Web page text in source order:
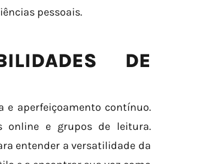
pessoais.
DE
e aperfeiçoamento contínuo.
online e grupos de leitura.
entender a versatilidade da